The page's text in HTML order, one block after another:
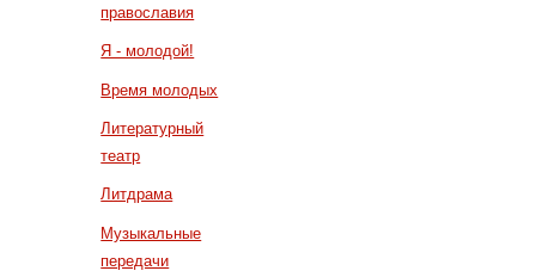
православия
Я - молодой!
Время молодых
Литературный
театр
Литдрама
Музыкальные
передачи